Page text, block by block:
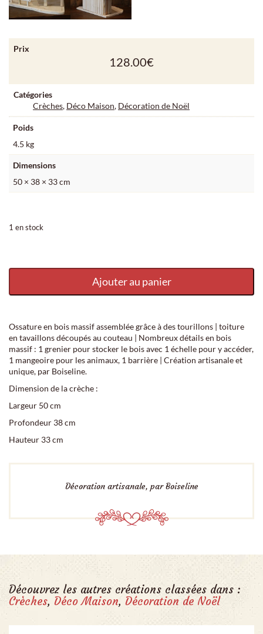
Prix
128.00€
Catégories
Crèches, Déco Maison, Décoration de Noël
Poids
4.5 kg
Dimensions
50 × 38 × 33 cm
1 en stock
Ajouter au panier
Ossature en bois massif assemblée grâce à des tourillons | toiture
en tavaillons découpés au couteau | Nombreux détails en bois
massif : 1 grenier pour stocker le bois avec 1 échelle pour y accéder,
1 mangeoire pour les animaux, 1 barrière | Création artisanale et
unique, par Boiseline.
Dimension de la crèche :
Largeur 50 cm
Profondeur 38 cm
Hauteur 33 cm
Décoration artisanale, par Boiseline
Découvrez les autres créations classées dans :
Crèches, Déco Maison, Décoration de Noël